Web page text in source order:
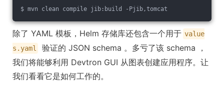
$ mvn clean compile jib:build -Pjib,tomcat
除了 YAML 模板，Helm 存储库还包含一个用于 value
s.yaml
验证的 JSON schema 。多亏了该 schema ，
我们将能够利用 Devtron GUI 从图表创建应用程序。让
我们看看它是如何工作的。